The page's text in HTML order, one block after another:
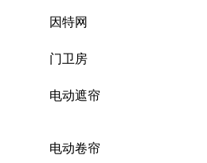
因特网
门卫房
电动遮帘
电动卷帘